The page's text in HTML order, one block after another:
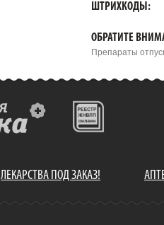
ШТРИХКОДЫ:
ОБРАТИТЕ
Препараты
ЛЕКАРСТВА ПОД ЗАКАЗ!